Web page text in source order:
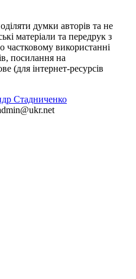
думки авторів та не
матеріали та передрук з
частковому використанні
посилання на
(для інтернет-ресурсів
Стадниченко